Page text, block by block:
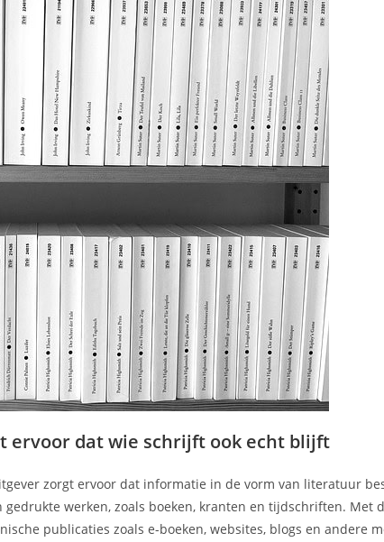
ervoor dat wie schrijft ook echt blijft
zorgt ervoor dat informatie in de vorm van literatuur
werken, zoals boeken, kranten en tijdschriften. Met
publicaties zoals e-boeken, websites, blogs en andere